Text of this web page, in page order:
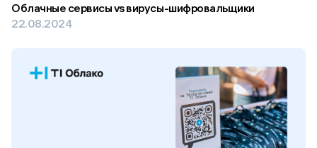
Облачные сервисы vs вирусы-шифровальщики
22.08.2024